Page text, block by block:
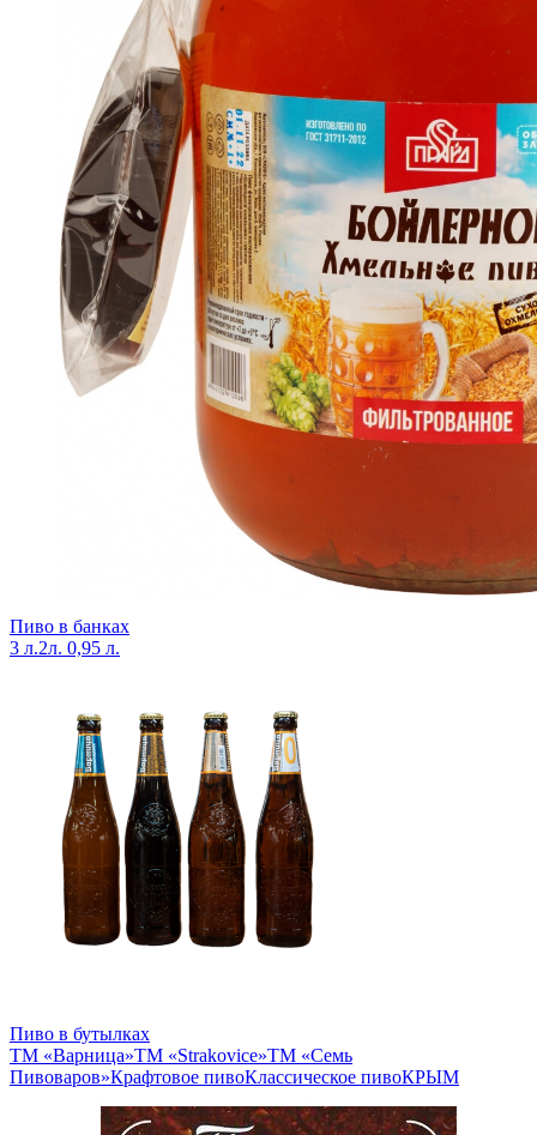
Пиво в банках
3 л.2л. 0,95 л.
Пиво в бутылках
ТМ «Варница»ТМ «Strakovice»ТМ «Семь
Пивоваров»Крафтовое пивоКлассическое пивоКРЫМ